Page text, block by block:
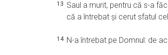
13 Saul a murit, pentru că s-a
că a întrebat şi cerut sfatul
14 N-a întrebat pe Domnul: de